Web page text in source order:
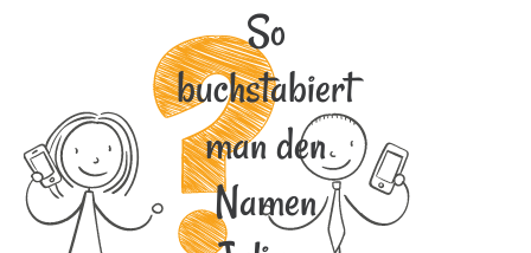
So
buchstabiert
man den
Namen